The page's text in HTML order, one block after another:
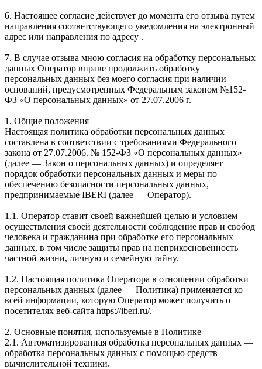
6. Настоящее согласие действует до момента его отзыва путем
направления соответствующего уведомления на электронный
адрес или направления по адресу .
7. В случае отзыва мною согласия на обработку персональных
данных Оператор вправе продолжить обработку
персональных данных без моего согласия при наличии
оснований, предусмотренных Федеральным законом №152-
ФЗ «О персональных данных» от 27.07.2006 г.
1. Общие положения
Настоящая политика обработки персональных данных
составлена в соответствии с требованиями Федерального
закона от 27.07.2006. № 152-ФЗ «О персональных данных»
(далее — Закон о персональных данных) и определяет
порядок обработки персональных данных и меры по
обеспечению безопасности персональных данных,
предпринимаемые IBERI (далее — Оператор).
1.1. Оператор ставит своей важнейшей целью и условием
осуществления своей деятельности соблюдение прав и свобод
человека и гражданина при обработке его персональных
данных, в том числе защиты прав на неприкосновенность
частной жизни, личную и семейную тайну.
1.2. Настоящая политика Оператора в отношении обработки
персональных данных (далее — Политика) применяется ко
всей информации, которую Оператор может получить о
посетителях веб-сайта https://iberi.ru/.
2. Основные понятия, используемые в Политике
2.1. Автоматизированная обработка персональных данных —
обработка персональных данных с помощью средств
вычислительной техники.